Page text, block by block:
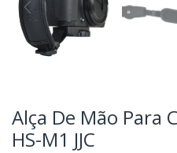
Alça De Mão Para
HS-M1 JJC